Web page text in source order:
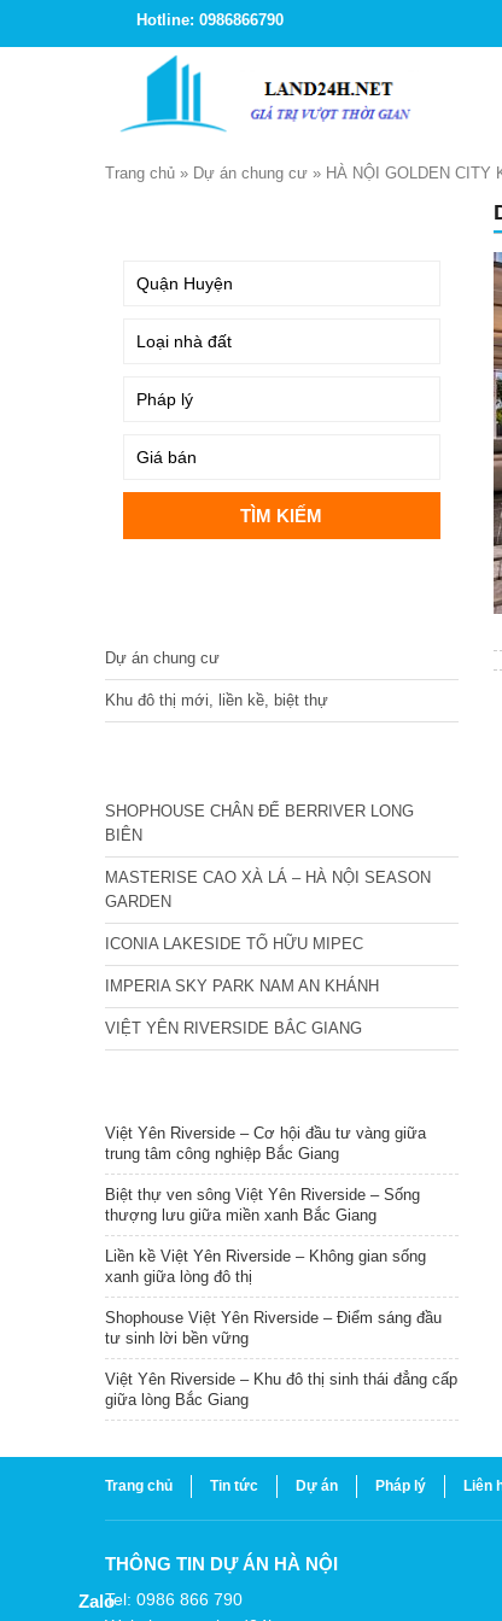
Hotline: 0986866790
Trang chủ » Dự án chung cư » HÀ NỘI GOLDEN CITY
Dự án chung cư
Khu đô thị mới, liền kề, biệt thự
SHOPHOUSE CHÂN ĐẾ BERRIVER LONG
BIÊN
MASTERISE CAO XÀ LÁ – HÀ NỘI SEASON
GARDEN
ICONIA LAKESIDE TỐ HỮU MIPEC
IMPERIA SKY PARK NAM AN KHÁNH
VIỆT YÊN RIVERSIDE BẮC GIANG
Việt Yên Riverside – Cơ hội đầu tư vàng giữa
trung tâm công nghiệp Bắc Giang
Biệt thự ven sông Việt Yên Riverside – Sống
thượng lưu giữa miền xanh Bắc Giang
Liền kề Việt Yên Riverside – Không gian sống
xanh giữa lòng đô thị
Shophouse Việt Yên Riverside – Điểm sáng đầu
tư sinh lời bền vững
Việt Yên Riverside – Khu đô thị sinh thái đẳng cấp
giữa lòng Bắc Giang
Trang chủ Tin tức Dự án Pháp lý Liên
THÔNG TIN DỰ ÁN HÀ NỘI
Tel: 0986 866 790
Zalo